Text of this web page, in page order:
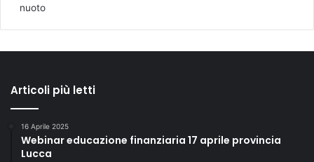
nuoto
Articoli più letti
16 Aprile 2025
Webinar educazione finanziaria 17 aprile provincia
Lucca